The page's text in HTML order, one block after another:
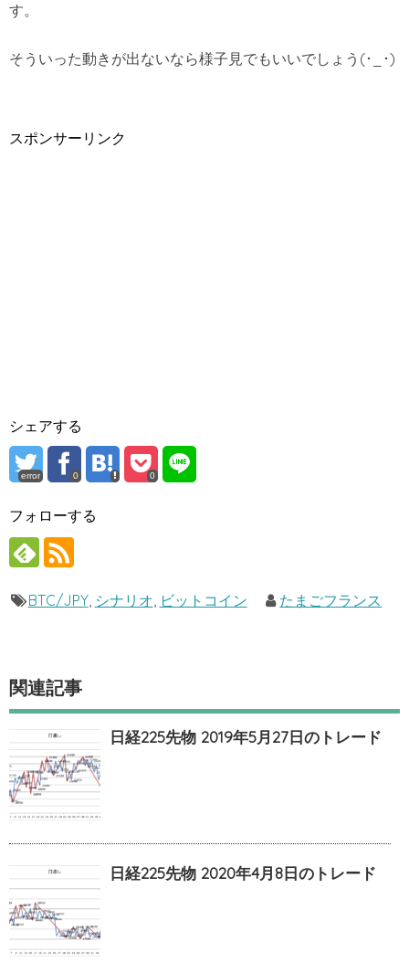
す。
そういった動きが出ないなら様子見でもいいでしょう(･_･)
スポンサーリンク
シェアする
error 0 0
フォローする
BTC/JPY, シナリオ ビットコイン たまごフランス
関連記事
日経225先物 2019年5月27日のトレード
日経225先物 2020年4月8日のトレード